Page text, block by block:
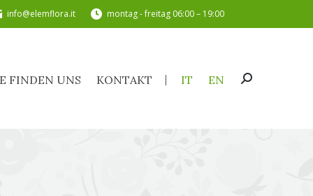
info@elemflora.it montag - freitag 06:00 – 19:00
FINDEN UNS KONTAKT IT EN Search:
SIE FINDEN UNS KONTAKT IT EN